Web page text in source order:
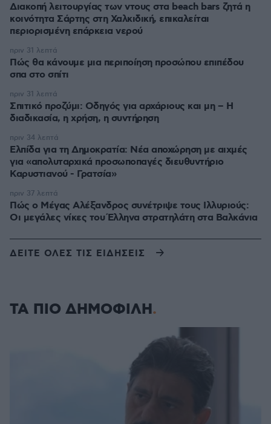
Διακοπή λειτουργίας των ντους στα beach bars ζητά η
κοινότητα Σάρτης στη Χαλκιδική, επικαλείται
περιορισμένη επάρκεια νερού
Πώς θα κάνουμε μια περιποίηση προσώπου επιπέδου
σπα στο σπίτι
πριν 31 λεπτά
Σπιτικό προζύμι: Οδηγός για αρχάριους και μη – Η
διαδικασία, η χρήση, η συντήρηση
πριν 31 λεπτά
Ελπίδα για τη Δημοκρατία: Νέα αποχώρηση με αιχμές
για «απολυταρχικά προσωποπαγές διευθυντήριο
Καρυστιανού - Γρατσία»
πριν 34 λεπτά
Πώς ο Μέγας Αλέξανδρος συνέτριψε τους Ιλλυριούς:
Οι μεγάλες νίκες του Έλληνα στρατηλάτη στα Βαλκάνια
πριν 37 λεπτά
ΔΕΙΤΕ ΟΛΕΣ ΤΙΣ ΕΙΔΗΣΕΙΣ
ΤΑ ΠΙΟ ΔΗΜΟΦΙΛΗ